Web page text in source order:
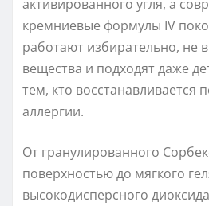
активированного угля, а
кремниевые формулы IV
работают избирательно, не
вещества и подходят даже
тем, кто восстанавливается
аллергии.
От гранулированного
поверхностью до мягкого
высокодисперсного